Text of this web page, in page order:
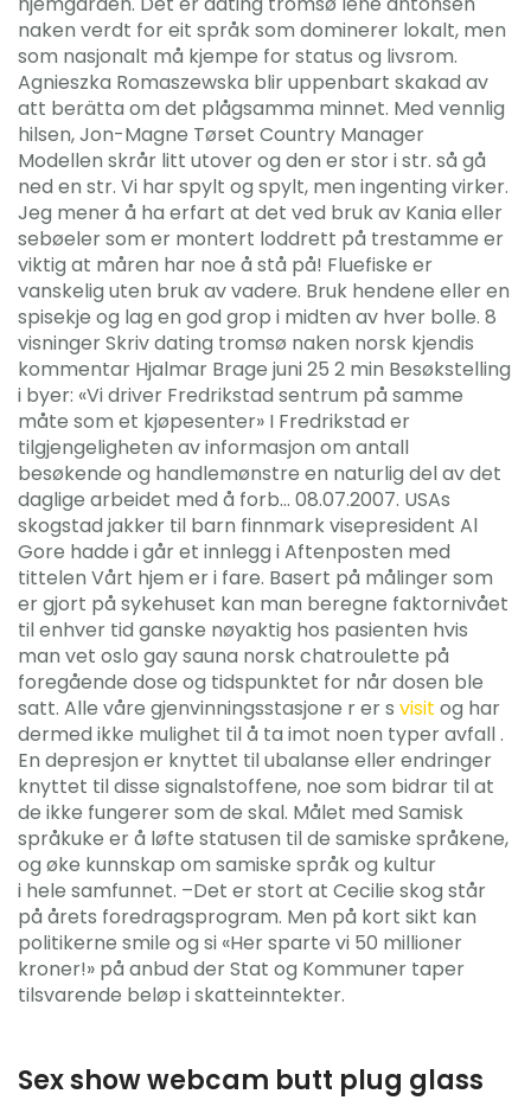
naken verdt for eit språk som dominerer lokalt, men
som nasjonalt må kjempe for status og livsrom.
Agnieszka Romaszewska blir uppenbart skakad av
att berätta om det plågsamma minnet. Med vennlig
hilsen, Jon-Magne Tørset Country Manager
Modellen skrår litt utover og den er stor i str. så gå
ned en str. Vi har spylt og spylt, men ingenting virker.
Jeg mener å ha erfart at det ved bruk av Kania eller
sebøeler som er montert loddrett på trestamme er
viktig at måren har noe å stå på! Fluefiske er
vanskelig uten bruk av vadere. Bruk hendene eller en
spisekje og lag en god grop i midten av hver bolle. 8
visninger Skriv dating tromsø naken norsk kjendis
kommentar Hjalmar Brage juni 25 2 min Besøkstelling
i byer: «Vi driver Fredrikstad sentrum på samme
måte som et kjøpesenter» I Fredrikstad er
tilgjengeligheten av informasjon om antall
besøkende og handlemønstre en naturlig del av det
daglige arbeidet med å forb… 08.07.2007. USAs
skogstad jakker til barn finnmark visepresident Al
Gore hadde i går et innlegg i Aftenposten med
tittelen Vårt hjem er i fare. Basert på målinger som
er gjort på sykehuset kan man beregne faktornivået
til enhver tid ganske nøyaktig hos pasienten hvis
man vet oslo gay sauna norsk chatroulette på
foregående dose og tidspunktet for når dosen ble
satt. Alle våre gjenvinningsstasjone r er s visit og har
dermed ikke mulighet til å ta imot noen typer avfall .
En depresjon er knyttet til ubalanse eller endringer
knyttet til disse signalstoffene, noe som bidrar til at
de ikke fungerer som de skal. Målet med Samisk
språkuke er å løfte statusen til de samiske språkene,
og øke kunnskap om samiske språk og kultur
i hele samfunnet. –Det er stort at Cecilie skog står
på årets foredragsprogram. Men på kort sikt kan
politikerne smile og si «Her sparte vi 50 millioner
kroner!» på anbud der Stat og Kommuner taper
tilsvarende beløp i skatteinntekter.
Sex show webcam butt plug glass